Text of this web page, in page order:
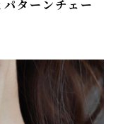
ターンチェー